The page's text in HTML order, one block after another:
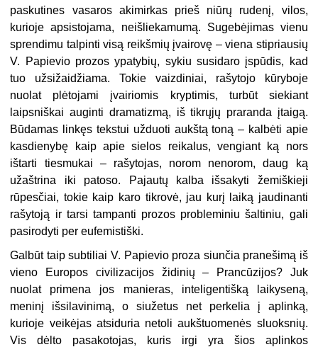
paskutines vasaros akimirkas prieš niūrų rudenį, vilos,
kurioje apsistojama, neišliekamumą. Sugebėjimas vienu
sprendimu talpinti visą reikšmių įvairovę – viena stipriausių
V. Papievio prozos ypatybių, sykiu susidaro įspūdis, kad
tuo užsižaidžiama. Tokie vaizdiniai, rašytojo kūryboje
nuolat plėtojami įvairiomis kryptimis, turbūt siekiant
laipsniškai auginti dramatizmą, iš tikrųjų praranda įtaigą.
Būdamas linkęs tekstui užduoti aukštą toną – kalbėti apie
kasdienybę kaip apie sielos reikalus, vengiant ką nors
ištarti tiesmukai – rašytojas, norom nenorom, daug ką
užaštrina iki patoso. Pajautų kalba išsakyti žemiškieji
rūpesčiai, tokie kaip karo tikrovė, jau kurį laiką jaudinanti
rašytoją ir tarsi tampanti prozos probleminiu šaltiniu, gali
pasirodyti per eufemistiški.
Galbūt taip subtiliai V. Papievio proza siunčia pranešimą iš
vieno Europos civilizacijos židinių – Prancūzijos? Juk
nuolat primena jos manieras, inteligentišką laikyseną,
meninį išsilavinimą, o siužetus net perkelia į aplinką,
kurioje veikėjas atsiduria netoli aukštuomenės sluoksnių.
Vis dėlto pasakotojas, kuris irgi yra šios aplinkos